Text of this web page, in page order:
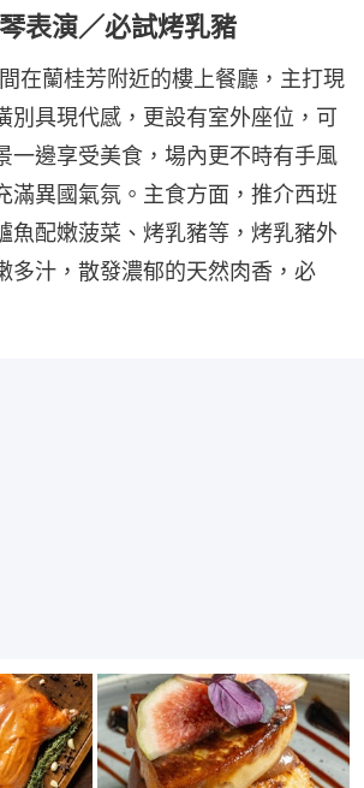
表演／必試烤乳豬
在蘭桂芳附近的樓上餐廳，主打現
別具現代感，更設有室外座位，可
一邊享受美食，場內更不時有手風
滿異國氣氛。主食方面，推介西班
魚配嫩菠菜、烤乳豬等，烤乳豬外
多汁，散發濃郁的天然肉香，必